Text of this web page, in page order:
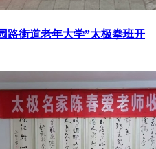
路街道老年大学”太极拳班开